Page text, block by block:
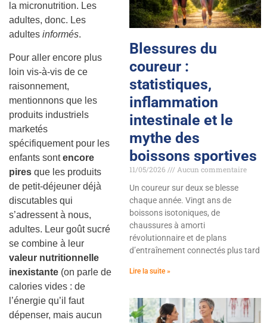
la micronutrition. Les
adultes, donc. Les
adultes informés.
Pour aller encore plus
loin vis-à-vis de ce
raisonnement,
mentionnons que les
produits industriels
marketés
spécifiquement pour les
enfants sontencore
pires que les produits
de petit-déjeuner déjà
discutables qui
s’adressent à nous,
adultes. Leur goût sucré
se combine à leur
valeur nutritionnelle
inexistante (on parle de
calories vides : de
l’énergie qu’il faut
dépenser, mais aucun
Blessures du
coureur :
statistiques,
inflammation
intestinale et le
mythe des
boissons sportives
11/05/2026
Aucun commentaire
Un coureur sur deux se blesse
chaque année. Vingt ans de
boissons isotoniques, de
chaussures à amorti
révolutionnaire et de plans
d’entraînement connectés plus tard
Lire la suite »